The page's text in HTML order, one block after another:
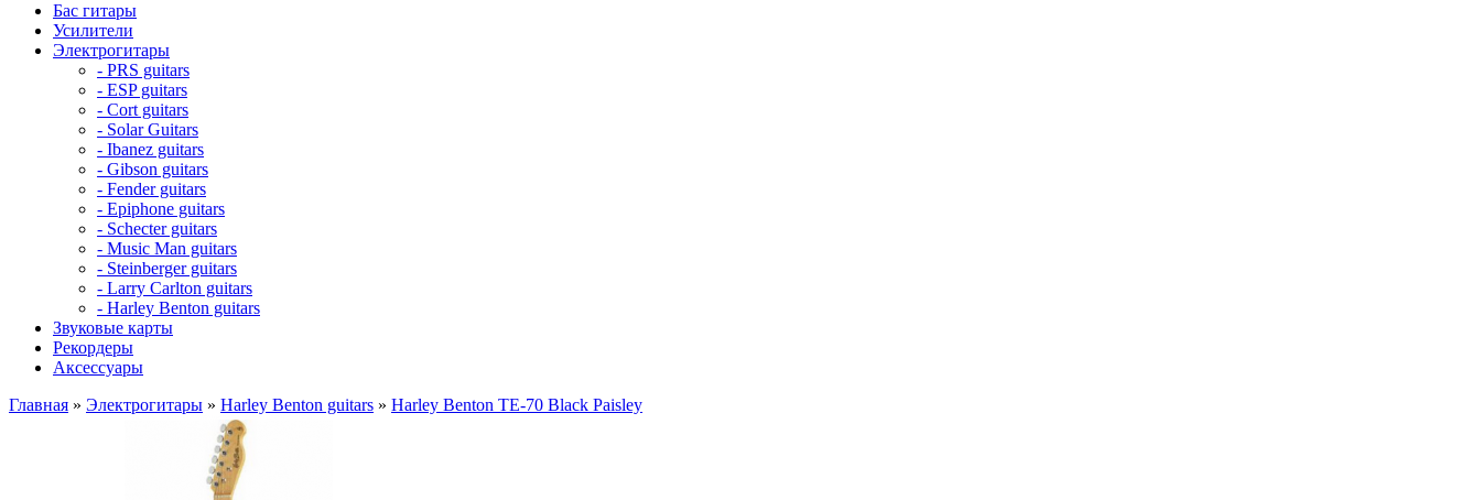
Бас гитары
Усилители
Электрогитары
- PRS guitars
- ESP guitars
- Cort guitars
- Solar Guitars
- Ibanez guitars
- Gibson guitars
- Fender guitars
- Epiphone guitars
- Schecter guitars
- Music Man guitars
- Steinberger guitars
- Larry Carlton guitars
- Harley Benton guitars
Звуковые карты
Рекордеры
Аксессуары
Главная » Электрогитары » Harley Benton guitars » Harley Benton TE-70 Black Paisley